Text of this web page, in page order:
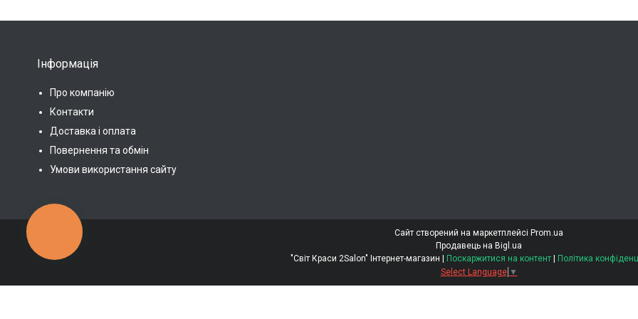
Інформація
Про компанію
Контакти
Доставка і оплата
Повернення та обмін
Умови використання сайту
Сайт створений на маркетплейсі Prom.ua
Продавець на Bigl.ua
Поскаржитися на контент
Політика
Select Language ▼